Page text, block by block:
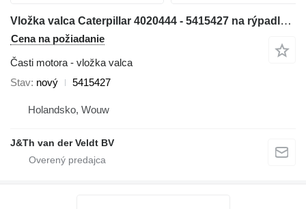
Vložka valca Caterpillar 4020444 - 5415427 na rýpadla Caterpillar 6018
Cena na požiadanie
Časti motora - vložka valca
Stav nový 5415427
Holandsko, Wouw
J&Th van der Veldt BV